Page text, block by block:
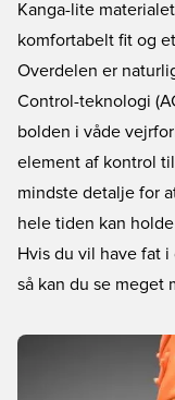
Kanga-lite
komfortabelt fit og
Overdelen er
Control-teknologi
bolden i våde
element af kontrol
mindste detalje for
hele tiden kan
Hvis du vil have fat
så kan du se meget